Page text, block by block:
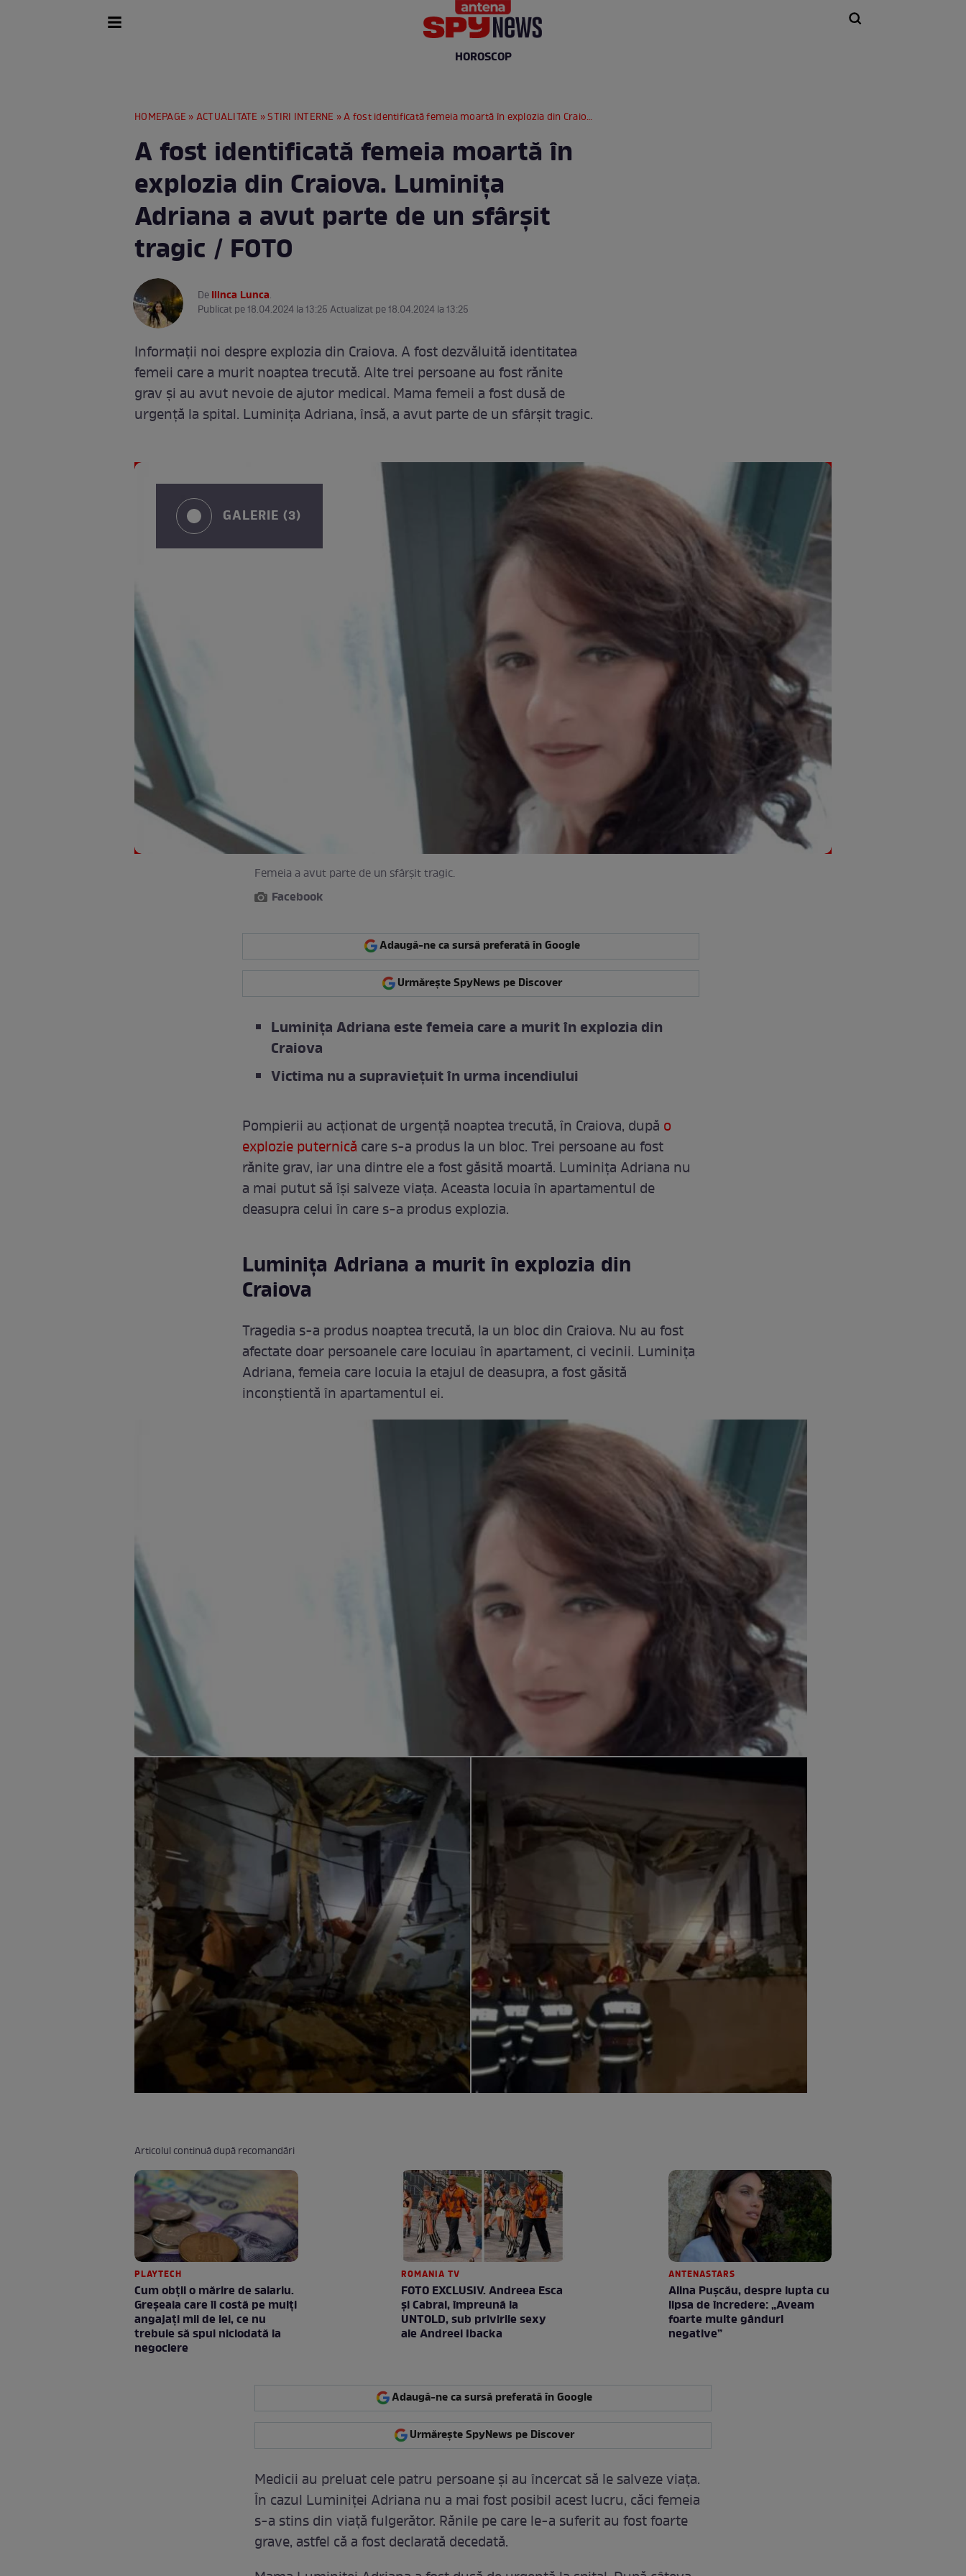
HOROSCOP
HOMEPAGE »ACTUALITATE »STIRI INTERNE » A fost identificată femeia moartă în explozia din Craiova. Luminița Adriana a avut parte de un sfârșit tragic / FOTO
A fost identificată femeia moartă în
explozia din Craiova. Luminița
Adriana a avut parte de un sfârșit
tragic / FOTO
DeIlinca Lunca.
Publicat pe 18.04.2024 la 13:25 Actualizat pe 18.04.2024 la 13:25
Informații noi despre explozia din Craiova. A fost dezvăluită identitatea
femeii care a murit noaptea trecută. Alte trei persoane au fost rănite
grav și au avut nevoie de ajutor medical. Mama femeii a fost dusă de
urgență la spital. Luminița Adriana, însă, a avut parte de un sfârșit tragic.
GALERIE (3)
Femeia a avut parte de un sfârșit tragic.
Facebook
Adaugă-ne ca sursă preferată în Google
Urmărește SpyNews pe Discover
Luminița Adriana este femeia care a murit în explozia din
Craiova
Victima nu a supraviețuit în urma incendiului
Pompierii au acționat de urgență noaptea trecută, în Craiova, după o
explozie puternică care s-a produs la un bloc. Trei persoane au fost
rănite grav, iar una dintre ele a fost găsită moartă. Luminița Adriana nu
a mai putut să își salveze viața. Aceasta locuia în apartamentul de
deasupra celui în care s-a produs explozia.
Luminița Adriana a murit în explozia din
Craiova
Tragedia s-a produs noaptea trecută, la un bloc din Craiova. Nu au fost
afectate doar persoanele care locuiau în apartament, ci vecinii. Luminița
Adriana, femeia care locuia la etajul de deasupra, a fost găsită
inconștientă în apartamentul ei.
Articolul continuă după recomandări
PLAYTECH
Cum obții o mărire de salariu.
Greșeala care îi costă pe mulți
angajați mii de lei, ce nu
trebuie să spui niciodată la
negociere
ROMANIA TV
FOTO EXCLUSIV. Andreea Esca
şi Cabral, împreună la
UNTOLD, sub privirile sexy
ale Andreei Ibacka
ANTENASTARS
Alina Pușcău, despre lupta cu
lipsa de încredere: „Aveam
foarte multe gânduri
negative”
Adaugă-ne ca sursă preferată în Google
Urmărește SpyNews pe Discover
Medicii au preluat cele patru persoane și au încercat să le salveze viața.
În cazul Luminiței Adriana nu a mai fost posibil acest lucru, căci femeia
s-a stins din viață fulgerător. Rănile pe care le-a suferit au fost foarte
grave, astfel că a fost declarată decedată.